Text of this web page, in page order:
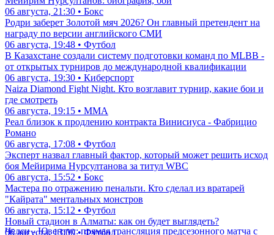
06 августа, 21:30 • Бокс
Родри заберет Золотой мяч 2026? Он главный претендент на
награду по версии английского СМИ
06 августа, 19:48 • Футбол
В Казахстане создали систему подготовки команд по MLBB -
от открытых турниров до международной квалификации
06 августа, 19:30 • Киберспорт
Naiza Diamond Fight Night. Кто возглавит турнир, какие бои и
где смотреть
06 августа, 19:15 • ММА
Реал близок к продлению контракта Винисиуса - Фабрицио
Романо
06 августа, 17:08 • Футбол
Эксперт назвал главный фактор, который может решить исход
боя Мейирима Нурсултанова за титул WBC
06 августа, 15:52 • Бокс
Мастера по отражению пенальти. Кто сделал из вратарей
"Кайрата" ментальных монстров
06 августа, 15:12 • Футбол
Новый стадион в Алматы: как он будет выглядеть?
06 августа, 13:00 • Футбол
Челси - Ювентус: прямая трансляция предсезонного матча с